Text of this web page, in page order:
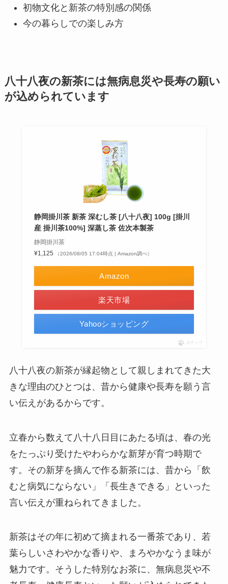
初物文化と新茶の特別感の関係
今の暮らしでの楽しみ方
八十八夜の新茶には無病息災や長寿の願い
が込められています
静岡掛川茶 新茶 深むし茶 [八十八夜] 100g [掛川
産 掛川茶100%] 深蒸し茶 佐次本製茶
静岡掛川茶
¥1,125
（2026/08/05 17:04時点 | Amazon調べ）
Amazon
楽天市場
Yahooショッピング
ポチップ
八十八夜の新茶が縁起物として親しまれてきた大
きな理由のひとつは、昔から健康や長寿を願う言
い伝えがあるからです。
立春から数えて八十八日目にあたる頃は、春の光
をたっぷり受けたやわらかな新芽が育つ時期で
す。その新芽を摘んで作る新茶には、昔から「飲
むと病気にならない」「長生きできる」といった
言い伝えが重ねられてきました。
新茶はその年に初めて摘まれる一番茶であり、若
葉らしいさわやかな香りや、まろやかなうま味が
魅力です。そうした特別なお茶に、無病息災や不